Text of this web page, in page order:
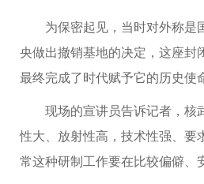
为保密起见，当时对外称是
央做出撤销基地的决定，这座封
最终完成了时代赋予它的历史使
现场的宣讲员告诉记者，核
性大、放射性高，技术性强、要
常这种研制工作要在比较偏僻、